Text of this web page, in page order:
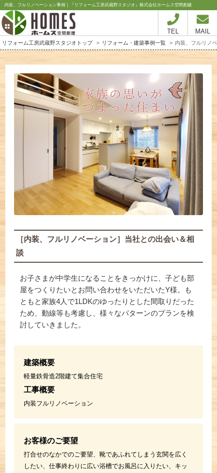
内装、フルリノベーション事例｜『リフォーム工房武蔵野スタジオ』株式会社ホームス空間創建
リフォーム工房武蔵野スタジオトップ リフォーム・建築事例一覧 内装、フルリノ
［内装、フルリノベーション］当社との出会い＆相
談
お子さまが中学生になることをきっかけに、子ども部
屋をつくりたいとお問い合わせをいただいたY様。も
ともと家族4人で1LDKのゆったりとした間取りだった
ため、動線等も考慮し、様々なパターンのプランを検
討していきました。
建築概要
軽量鉄骨造2階建て集合住宅
工事概要
内装フルリノベーション
お客様のご要望
打合せのなかでのご要望、靴であふれてしまう玄関を広く
したい、仕事終わりに広い浴槽でお風呂に入りたい、キッ
TEL MAIL